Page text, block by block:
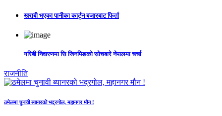
खराबी भएका पानीका कार्टुन बजारबाट फिर्ता
गरिबी निवारणमा सि जिनपिङको सोचबारे नेपालमा चर्चा
राजनीति
ठमेलमा चुनावी ब्यानरको भद्रगोल, महानगर मौन !